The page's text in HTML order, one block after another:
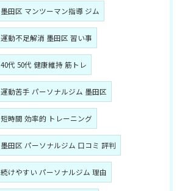
墨田区 マンツーマン指導 ジム
運動不足解消 墨田区 習い事
40代 50代 健康維持 筋トレ
運動苦手 パーソナルジム 墨田区
短時間 効率的 トレーニング
墨田区 パーソナルジム 口コミ 評判
続けやすい パーソナルジム 理由